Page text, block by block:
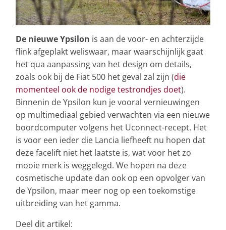
De nieuwe Ypsilon is aan de voor- en achterzijde
flink afgeplakt weliswaar, maar waarschijnlijk gaat
het qua aanpassing van het design om details,
zoals ook bij de Fiat 500 het geval zal zijn (die
momenteel ook de nodige testrondjes doet).
Binnenin de Ypsilon kun je vooral vernieuwingen
op multimediaal gebied verwachten via een nieuwe
boordcomputer volgens het Uconnect-recept. Het
is voor een ieder die Lancia liefheeft nu hopen dat
deze facelift niet het laatste is, wat voor het zo
mooie merk is weggelegd. We hopen na deze
cosmetische update dan ook op een opvolger van
de Ypsilon, maar meer nog op een toekomstige
uitbreiding van het gamma.
Deel dit artikel: